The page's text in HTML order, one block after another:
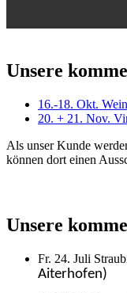
Unsere
16.-18. Okt.
20. + 21. Nov.
Als unser Kunde
können dort einen
Unsere
Fr. 24. Juli
Aiterhofen)